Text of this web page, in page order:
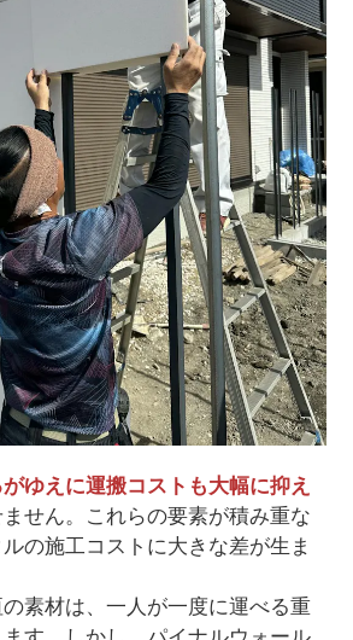
ゆえに運搬コストも大幅に抑え
せん。これらの要素が積み重な
の施工コストに大きな差が生ま
素材は、一人が一度に運べる重